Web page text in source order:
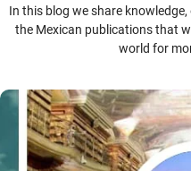
In this blog we share
the Mexican publications that
world for